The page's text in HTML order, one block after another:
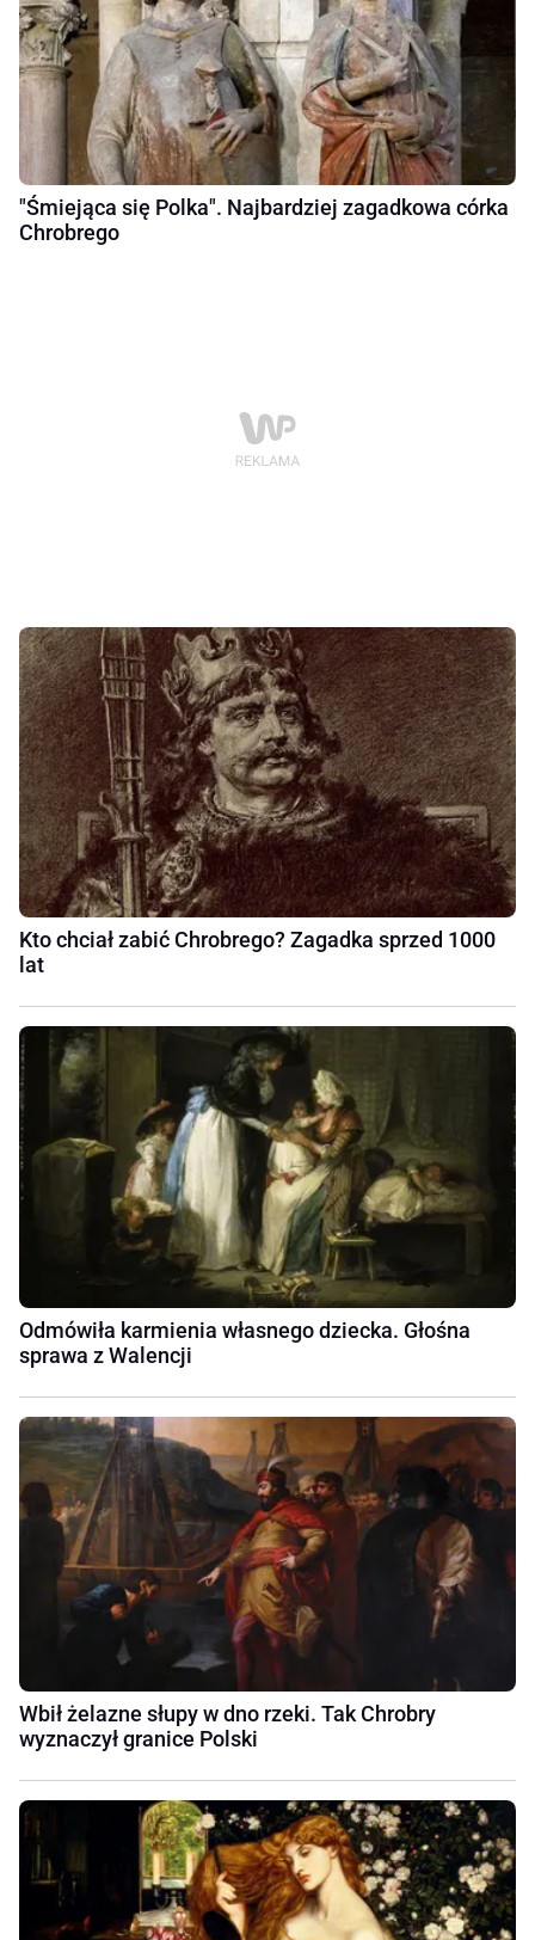
"Śmiejąca się Polka". Najbardziej zagadkowa córka
Chrobrego
Kto chciał zabić Chrobrego? Zagadka sprzed 1000
lat
Odmówiła karmienia własnego dziecka. Głośna
sprawa z Walencji
Wbił żelazne słupy w dno rzeki. Tak Chrobry
wyznaczył granice Polski